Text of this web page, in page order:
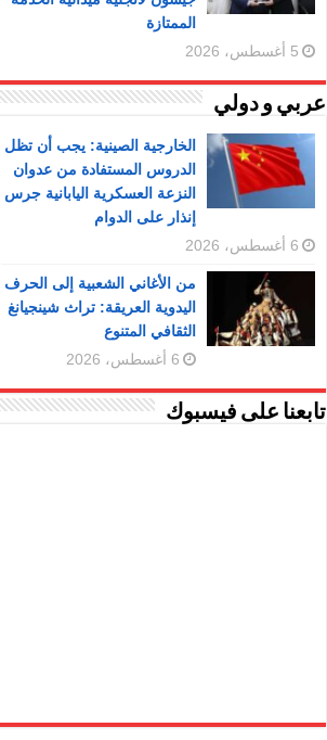
الممتازة
5 أغسطس، 2026
عربي و دولي
الخارجية الصينية: يجب أن تظل
الدروس المستفادة من عدوان
النزعة العسكرية اليابانية جرس
إنذار على الدوام
6 أغسطس، 2026
من الأغاني الشعبية إلى الحرف
اليدوية العريقة: تراث شينجيانغ
الثقافي المتنوع
6 أغسطس، 2026
تابعنا على فيسبوك